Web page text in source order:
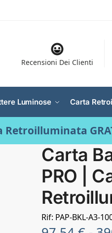
Recensioni Dei Clienti
Luminose Carta
Retroilluminata
Carta
PRO |
Rif: PAP-BKL-A3-